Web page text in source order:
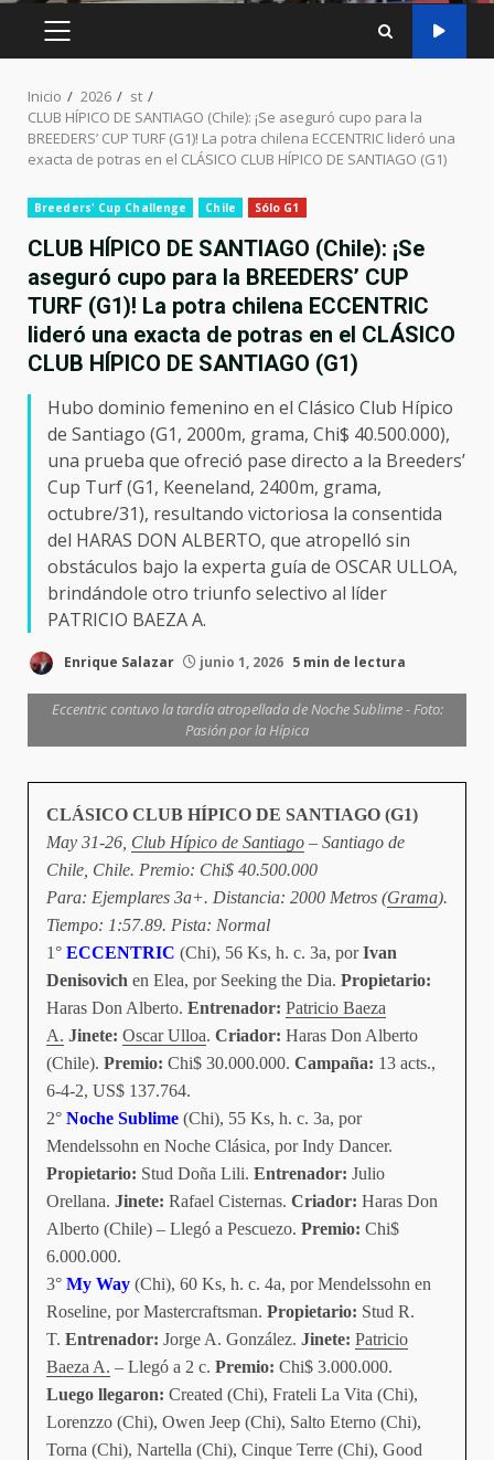
MENÚ
Inicio 2026
st
CLUB HÍPICO DE SANTIAGO (Chile): ¡Se aseguró cupo para la
BREEDERS’ CUP TURF (G1)! La potra chilena ECCENTRIC lideró una
exacta de potras en el CLÁSICO CLUB HÍPICO DE SANTIAGO (G1)
Breeders' Cup Challenge Chile Sólo G1
CLUB HÍPICO DE SANTIAGO (Chile): ¡Se
aseguró cupo para la BREEDERS’ CUP
TURF (G1)! La potra chilena ECCENTRIC
lideró una exacta de potras en el CLÁSICO
CLUB HÍPICO DE SANTIAGO (G1)
Hubo dominio femenino en el Clásico Club Hípico
de Santiago (G1, 2000m, grama, Chi$ 40.500.000),
una prueba que ofreció pase directo a la Breeders’
Cup Turf (G1, Keeneland, 2400m, grama,
octubre/31), resultando victoriosa la consentida
del HARAS DON ALBERTO, que atropelló sin
obstáculos bajo la experta guía de OSCAR ULLOA,
brindándole otro triunfo selectivo al líder
PATRICIO BAEZA A.
Enrique Salazar junio 1, 2026 5 min de lectura
Eccentric contuvo la tardía atropellada de Noche Sublime - Foto:
Pasión por la Hípica
CLÁSICO CLUB HÍPICO DE SANTIAGO (G1)
May 31-26, Club Hípico de Santiago – Santiago de
Chile, Chile. Premio: Chi$ 40.500.000
Para: Ejemplares 3a+. Distancia: 2000 Metros (Grama).
Tiempo: 1:57.89. Pista: Normal
1° ECCENTRIC (Chi), 56 Ks, h. c. 3a, porIvan
Denisovich en Elea, por Seeking the Dia. Propietario:
Haras Don Alberto. Entrenador: Patricio Baeza
A. Jinete: Oscar Ulloa. Criador: Haras Don Alberto
(Chile). Premio: Chi$ 30.000.000. Campaña: 13 acts.,
6-4-2, US$ 137.764.
2° Noche Sublime (Chi), 55 Ks, h. c. 3a, por
Mendelssohn en Noche Clásica, por Indy Dancer.
Propietario: Stud Doña Lili. Entrenador: Julio
Orellana. Jinete: Rafael Cisternas. Criador: Haras Don
Alberto (Chile) – Llegó a Pescuezo. Premio: Chi$
6.000.000.
3° My Way (Chi), 60 Ks, h. c. 4a, por Mendelssohn en
Roseline, por Mastercraftsman. Propietario: Stud R.
T. Entrenador: Jorge A. González. Jinete: Patricio
Baeza A. – Llegó a 2 c. Premio: Chi$ 3.000.000.
Luego llegaron: Created (Chi), Frateli La Vita (Chi),
Lorenzzo (Chi), Owen Jeep (Chi), Salto Eterno (Chi),
Torna (Chi), Nartella (Chi), Cinque Terre (Chi), Good